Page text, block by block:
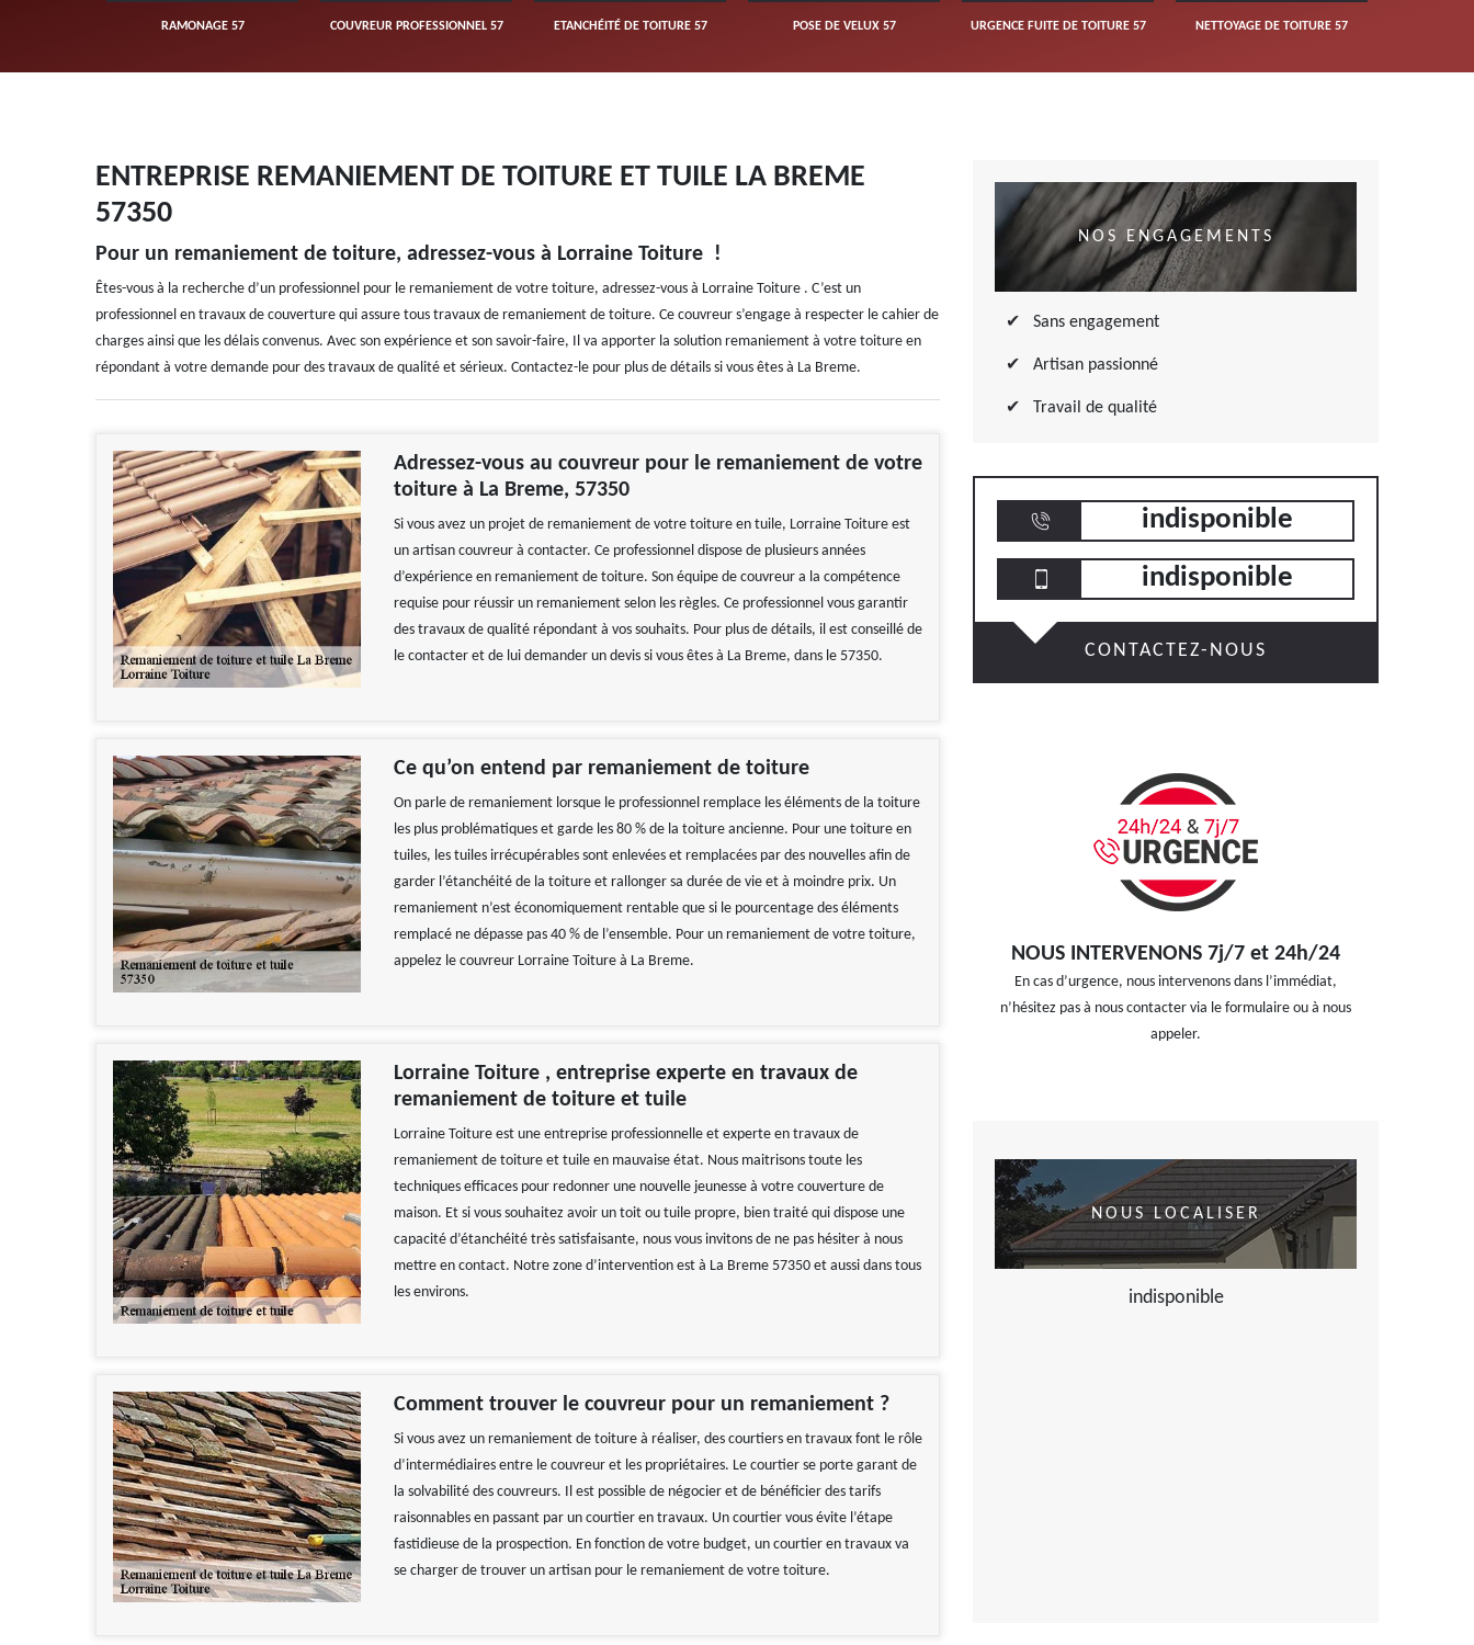
RAMONAGE 57 COUVREUR PROFESSIONNEL 57 ETANCHÉITÉ DE TOITURE 57 POSE DE VELUX 57 URGENCE FUITE DE TOITURE 57 NETTOYAGE DE TOITURE 57
ENTREPRISE REMANIEMENT DE TOITURE ET TUILE LA BREME
57350
Pour un remaniement de toiture, adressez-vous à Lorraine Toiture !
Êtes-vous à la recherche d’un professionnel pour le remaniement de votre toiture, adressez-vous à Lorraine Toiture . C’est un
professionnel en travaux de couverture qui assure tous travaux de remaniement de toiture. Ce couvreur s’engage à respecter le cahier de
charges ainsi que les délais convenus. Avec son expérience et son savoir-faire, Il va apporter la solution remaniement à votre toiture en
répondant à votre demande pour des travaux de qualité et sérieux. Contactez-le pour plus de détails si vous êtes à La Breme.
Adressez-vous au couvreur pour le remaniement de votre
toiture à La Breme, 57350
Si vous avez un projet de remaniement de votre toiture en tuile, Lorraine Toiture est
un artisan couvreur à contacter. Ce professionnel dispose de plusieurs années
d’expérience en remaniement de toiture. Son équipe de couvreur a la compétence
requise pour réussir un remaniement selon les règles. Ce professionnel vous garantir
des travaux de qualité répondant à vos souhaits. Pour plus de détails, il est conseillé de
le contacter et de lui demander un devis si vous êtes à La Breme, dans le 57350.
Ce qu’on entend par remaniement de toiture
On parle de remaniement lorsque le professionnel remplace les éléments de la toiture
les plus problématiques et garde les 80 % de la toiture ancienne. Pour une toiture en
tuiles, les tuiles irrécupérables sont enlevées et remplacées par des nouvelles afin de
garder l’étanchéité de la toiture et rallonger sa durée de vie et à moindre prix. Un
remaniement n’est économiquement rentable que si le pourcentage des éléments
remplacé ne dépasse pas 40 % de l’ensemble. Pour un remaniement de votre toiture,
appelez le couvreur Lorraine Toiture à La Breme.
Lorraine Toiture , entreprise experte en travaux de
remaniement de toiture et tuile
Lorraine Toiture est une entreprise professionnelle et experte en travaux de
remaniement de toiture et tuile en mauvaise état. Nous maitrisons toute les
techniques efficaces pour redonner une nouvelle jeunesse à votre couverture de
maison. Et si vous souhaitez avoir un toit ou tuile propre, bien traité qui dispose une
capacité d’étanchéité très satisfaisante, nous vous invitons de ne pas hésiter à nous
mettre en contact. Notre zone d’intervention est à La Breme 57350 et aussi dans tous
les environs.
Comment trouver le couvreur pour un remaniement ?
Si vous avez un remaniement de toiture à réaliser, des courtiers en travaux font le rôle
d’intermédiaires entre le couvreur et les propriétaires. Le courtier se porte garant de
la solvabilité des couvreurs. Il est possible de négocier et de bénéficier des tarifs
raisonnables en passant par un courtier en travaux. Un courtier vous évite l’étape
fastidieuse de la prospection. En fonction de votre budget, un courtier en travaux va
se charger de trouver un artisan pour le remaniement de votre toiture.
NOS ENGAGEMENTS
Sans engagement
Artisan passionné
Travail de qualité
indisponible
indisponible
CONTACTEZ-NOUS
NOUS INTERVENONS 7j/7 et 24h/24
En cas d’urgence, nous intervenons dans l’immédiat,
n’hésitez pas à nous contacter via le formulaire ou à nous
appeler.
NOUS LOCALISER
indisponible